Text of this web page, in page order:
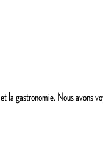
la gastronomie. Nous avons